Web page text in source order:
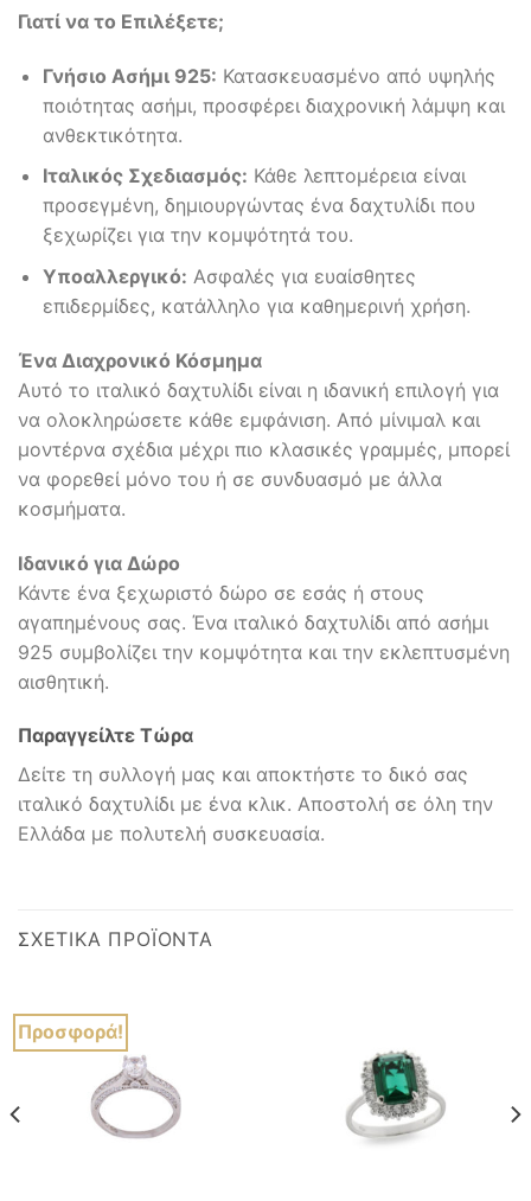
Γιατί να το Επιλέξετε;
Γνήσιο Ασήμι 925: Κατασκευασμένο από υψηλής
ποιότητας ασήμι, προσφέρει διαχρονική λάμψη και
ανθεκτικότητα.
Ιταλικός Σχεδιασμός: Κάθε λεπτομέρεια είναι
προσεγμένη, δημιουργώντας ένα δαχτυλίδι που
ξεχωρίζει για την κομψότητά του.
Υποαλλεργικό: Ασφαλές για ευαίσθητες
επιδερμίδες, κατάλληλο για καθημερινή χρήση.
Ένα Διαχρονικό Κόσμημα
Αυτό το ιταλικό δαχτυλίδι είναι η ιδανική επιλογή για
να ολοκληρώσετε κάθε εμφάνιση. Από μίνιμαλ και
μοντέρνα σχέδια μέχρι πιο κλασικές γραμμές, μπορεί
να φορεθεί μόνο του ή σε συνδυασμό με άλλα
κοσμήματα.
Ιδανικό για Δώρο
Κάντε ένα ξεχωριστό δώρο σε εσάς ή στους
αγαπημένους σας. Ένα ιταλικό δαχτυλίδι από ασήμι
925 συμβολίζει την κομψότητα και την εκλεπτυσμένη
αισθητική.
Παραγγείλτε Τώρα
Δείτε τη συλλογή μας και αποκτήστε το δικό σας
ιταλικό δαχτυλίδι με ένα κλικ. Αποστολή σε όλη την
Ελλάδα με πολυτελή συσκευασία.
ΣΧΕΤΙΚΆ ΠΡΟΪΌΝΤΑ
Προσφορά!